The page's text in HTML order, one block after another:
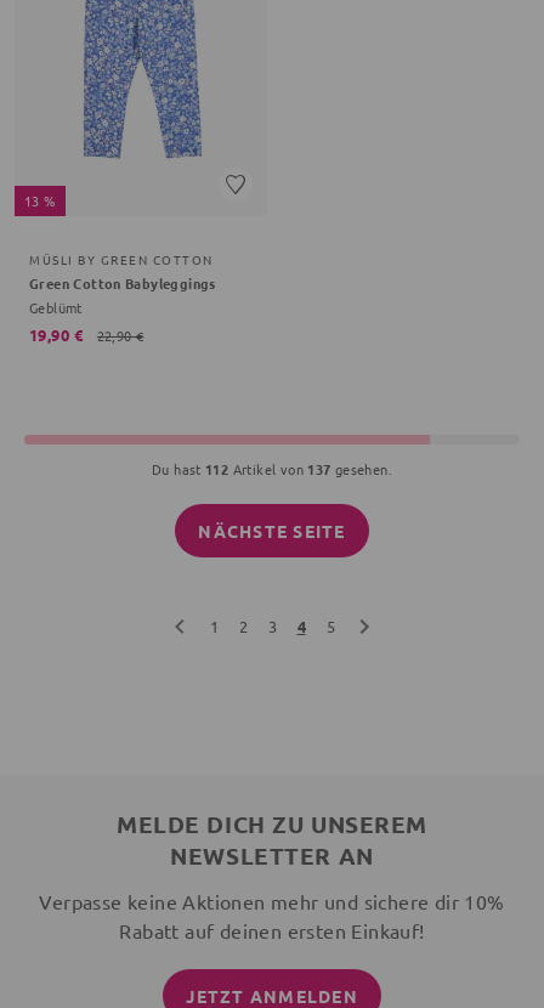
13 %
MÜSLI BY GREEN COTTON
Green Cotton Babyleggings
Geblümt
19,90 € 22,90 €
Du hast 112 Artikel von 137 gesehen.
NÄCHSTE SEITE
1 2 3 4 5
MELDE DICH ZU UNSEREM
NEWSLETTER AN
Verpasse keine Aktionen mehr und sichere dir 10%
Rabatt auf deinen ersten Einkauf!
JETZT ANMELDEN